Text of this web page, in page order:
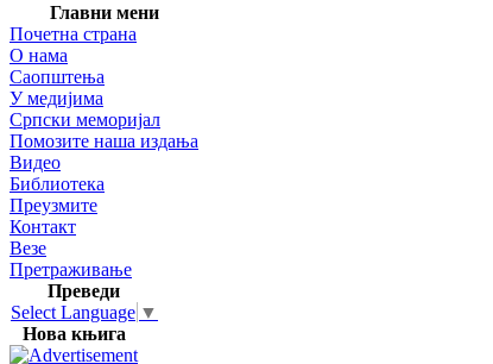
Главни мени
Почетна страна
О нама
Саопштења
У медијима
Српски меморијал
Помозите наша издања
Видео
Библиотека
Преузмите
Контакт
Везе
Претраживање
Преведи
Select Language ▼
Нова књига